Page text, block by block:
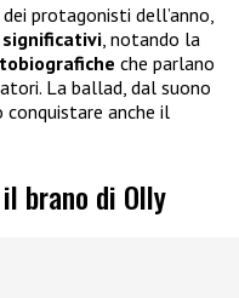
dei protagonisti dell’anno,
, notando la
che parlano
La ballad, dal suono
anche il
brano di Olly